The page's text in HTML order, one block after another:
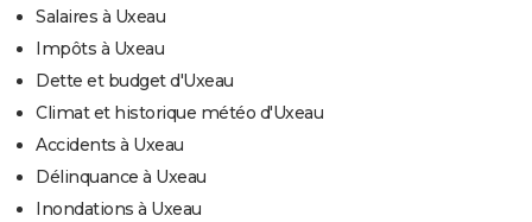
Salaires à Uxeau
Impôts à Uxeau
Dette et budget d'Uxeau
Climat et historique météo d'Uxeau
Accidents à Uxeau
Délinquance à Uxeau
Inondations à Uxeau